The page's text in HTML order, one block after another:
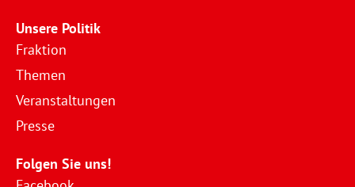
Unsere Politik
Fraktion
Themen
Veranstaltungen
Presse
Folgen Sie uns!